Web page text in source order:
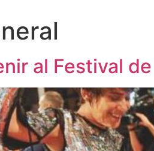
al Festival